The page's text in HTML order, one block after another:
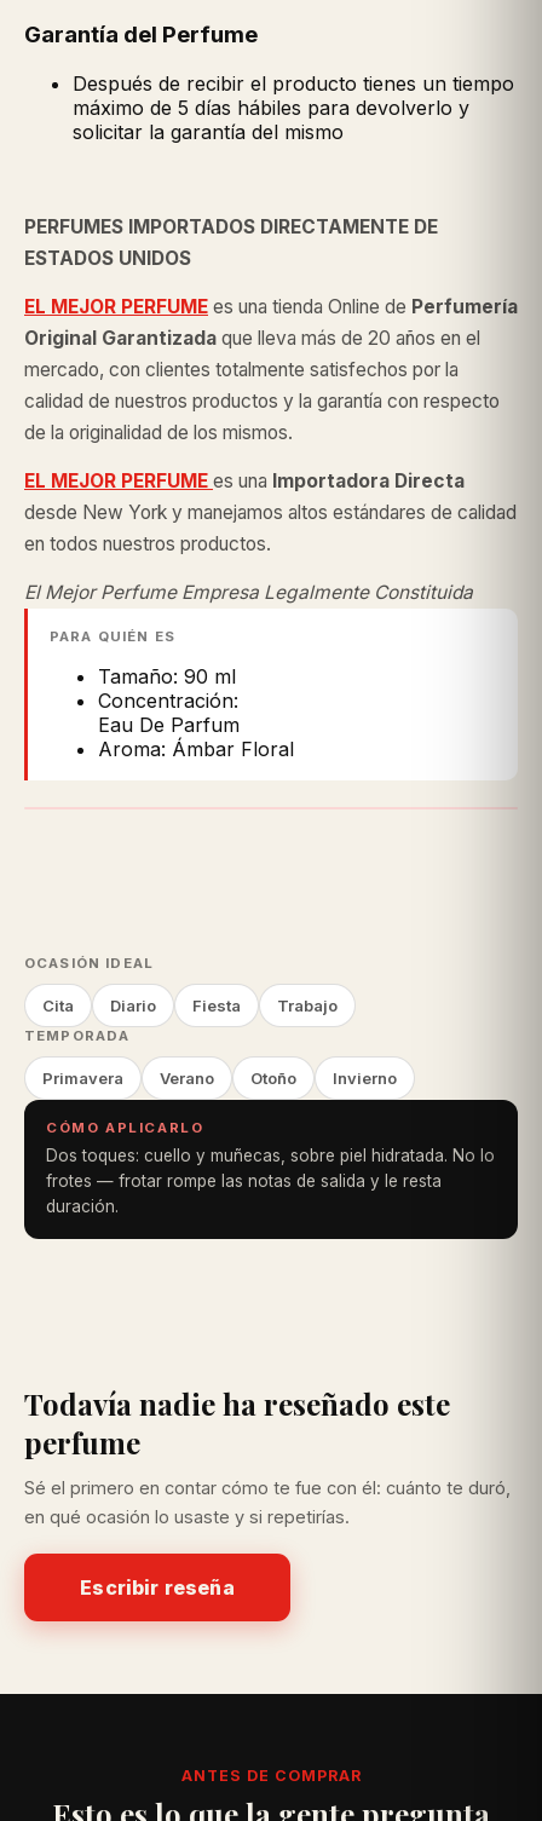
Garantía del Perfume
Después de recibir el producto tienes un tiempo
máximo de 5 días hábiles para devolverlo y
solicitar la garantía del mismo
PERFUMES IMPORTADOS DIRECTAMENTE DE
ESTADOS UNIDOS
EL MEJOR PERFUME es una tienda Online de Perfumería
Original Garantizada que lleva más de 20 años en el
mercado, con clientes totalmente satisfechos por la
calidad de nuestros productos y la garantía con respecto
de la originalidad de los mismos.
EL MEJOR PERFUME es una Importadora Directa
desde New York y manejamos altos estándares de calidad
en todos nuestros productos.
El Mejor Perfume Empresa Legalmente Constituida
PARA QUIÉN ES
Tamaño: 90 ml
Concentración:
Eau De Parfum
Aroma: Ámbar Floral
OCASIÓN IDEAL
Cita Diario Fiesta Trabajo
TEMPORADA
Primavera Verano Otoño Invierno
CÓMO APLICARLO
Dos toques: cuello y muñecas, sobre piel hidratada. No lo
frotes — frotar rompe las notas de salida y le resta
duración.
Todavía nadie ha reseñado este
perfume
Sé el primero en contar cómo te fue con él: cuánto te duró,
en qué ocasión lo usaste y si repetirías.
Escribir reseña
ANTES DE COMPRAR